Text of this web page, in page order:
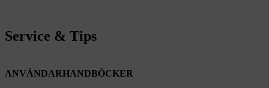
Service & Tips
ANVÄNDARHANDBÖCKER